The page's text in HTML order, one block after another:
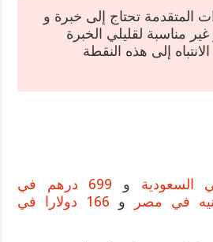
المتقدمة تحتاج إلى خبرة و
غير مناسبة لقليلي الخبرة
إلى هذه النقطة
السعودية و
699 درهم في
و
166 دولارا في